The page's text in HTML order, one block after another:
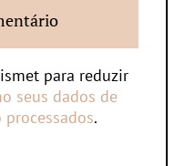
para reduzir
seus dados de
.